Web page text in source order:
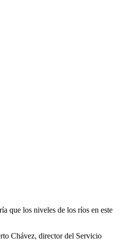
que los niveles de los ríos en este
Chávez, director del Servicio